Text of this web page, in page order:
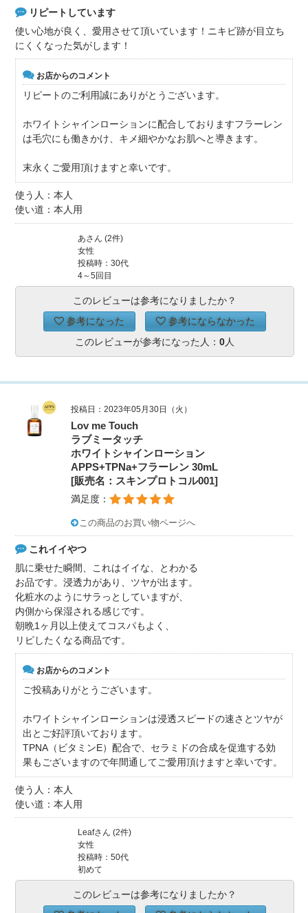
リピートしています
使い心地が良く、愛用させて頂いています！ニキビ跡が目立ち
にくくなった気がします！
お店からのコメント
リピートのご利用誠にありがとうございます。
ホワイトシャインローションに配合しておりますフラーレン
は毛穴にも働きかけ、キメ細やかなお肌へと導きます。
末永くご愛用頂けますと幸いです。
使う人：本人
使い道：本人用
あさん (2件)
女性
投稿時：30代
4～5回目
このレビューは参考になりましたか？
参考になった
参考にならなかった
このレビューが参考になった人： 0人
投稿日：2023年05月30日（火）
Lov me Touch
ラブミータッチ
ホワイトシャインローション
APPS+TPNa+フラーレン 30mL
[販売名：スキンプロトコル001]
満足度：
この商品のお買い物ページへ
これイイやつ
肌に乗せた瞬間、これはイイな、とわかる
お品です。浸透力があり、ツヤが出ます。
化粧水のようにサラっとしていますが、
内側から保湿される感じです。
朝晩1ヶ月以上使えてコスパもよく、
リピしたくなる商品です。
お店からのコメント
ご投稿ありがとうございます。
ホワイトシャインローションは浸透スピードの速さとツヤが
出とご好評頂いております。
TPNA（ビタミンE）配合で、セラミドの合成を促進する効
果もございますので年間通してご愛用頂けますと幸いです。
使う人：本人
使い道：本人用
Leafさん (2件)
女性
投稿時：50代
初めて
このレビューは参考になりましたか？